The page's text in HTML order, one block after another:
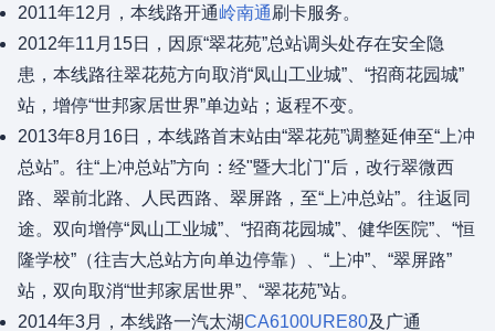
2011年12月，本线路开通岭南通刷卡服务。
2012年11月15日，因原“翠花苑”总站调头处存在安全隐
患，本线路往翠花苑方向取消“凤山工业城”、“招商花园城”
站，增停“世邦家居世界”单边站；返程不变。
2013年8月16日，本线路首末站由“翠花苑”调整延伸至“上冲
总站”。往“上冲总站”方向：经"暨大北门"后，改行翠微西
路、翠前北路、人民西路、翠屏路，至“上冲总站”。往返同
途。双向增停“凤山工业城”、“招商花园城”、健华医院”、“恒
隆学校”（往吉大总站方向单边停靠）、“上冲”、“翠屏路”
站，双向取消“世邦家居世界”、“翠花苑”站。
2014年3月，本线路一汽太湖CA6100URE80及广通